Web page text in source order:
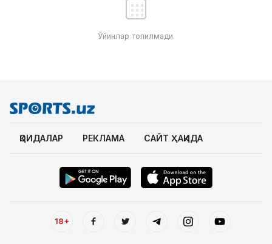
Ўйинлар топилмади.
ҚОИДАЛАР РЕКЛАМА САЙТ ҲАҚИДА
18+